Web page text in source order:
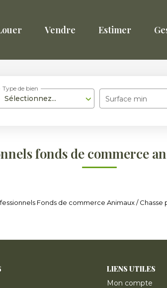
Vendre Estimer
Sélectionnez...
Type de bien
Surface min
fonds de commerce
Fonds de commerce Animaux /
LIENS UTILES
Mon compte